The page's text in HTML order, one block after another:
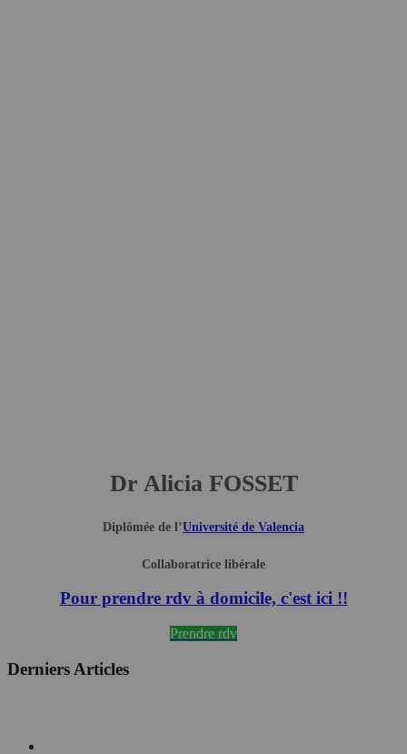
Dr Alicia FOSSET
Diplômée de l’Université de Valencia
Collaboratrice libérale
Pour prendre rdv à domicile, c'est ici !!
Prendre rdv
Derniers Articles